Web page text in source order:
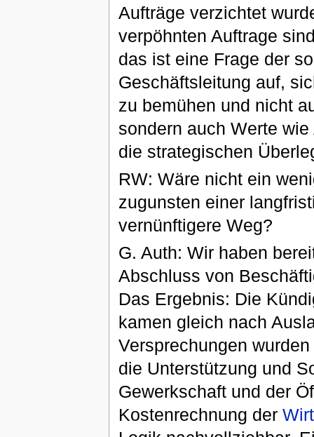
Aufträge verzichtet
verpöhnten Auftrage
das ist eine Frage der
Geschäftsleitung auf,
zu bemühen und nicht
sondern auch Werte
die strategischen
RW: Wäre nicht ein
zugunsten einer
vernünftigere Weg?
G. Auth: Wir haben
Abschluss von
Das Ergebnis: Die
kamen gleich nach
Versprechungen
die Unterstützung und
Gewerkschaft und der
Kostenrechnung der